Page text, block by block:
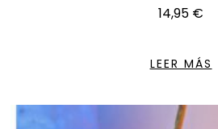
14,95 €
LEER MÁS